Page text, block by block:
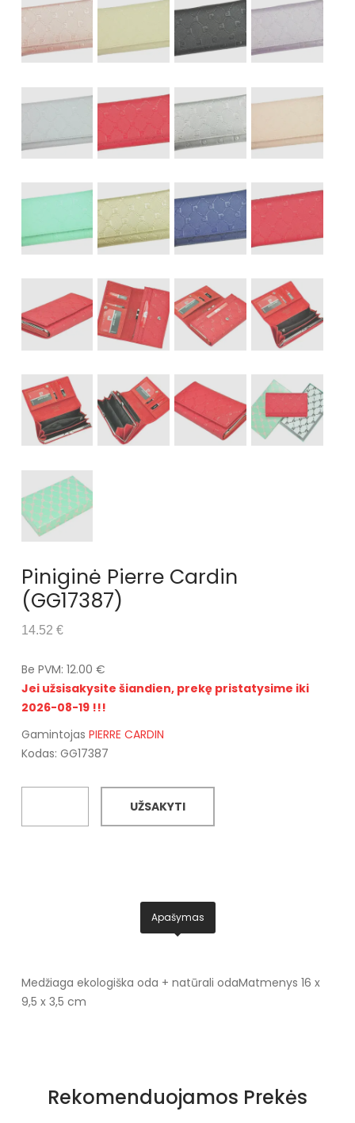
Piniginė Pierre Cardin
(GG17387)
14.52 €
Be PVM: 12.00 €
Jei užsisakysite šiandien, prekę pristatysime iki
2026-08-19 !!!
Gamintojas PIERRE CARDIN
Kodas: GG17387
UŽSAKYTI
Apašymas
Medžiaga ekologiška oda + natūrali odaMatmenys 16 x
9,5 x 3,5 cm
Rekomenduojamos Prekės